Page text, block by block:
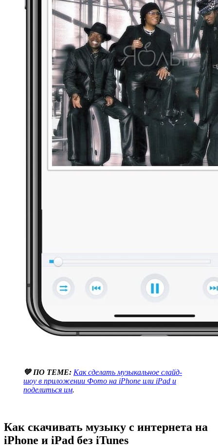
💚 ПО ТЕМЕ: Как сделать музыкальное слайд-
шоу в приложении Фото на iPhone или iPad и
поделиться им.
Как скачивать музыку с интернета на
iPhone и iPad без iTunes